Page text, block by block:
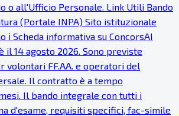
o all'Ufficio Personale. Link Utili Bando
(Portale INPA) Sito istituzionale
ℹ Scheda informativa su ConcorsAI
il 14 agosto 2026. Sono previste
volontari FF.AA. e operatori del
Il contratto è a tempo
Il bando integrale con tutti i
d'esame, requisiti specifici, fac-simile